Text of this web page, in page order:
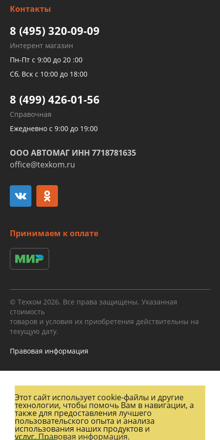
Детейлинг
высокого давления
Тормозных трубок
Рукавов гидроусилителей
Рукавов компрессоров и турбин
Трубок кондиционеров
Развертка пайка медных стальных
алюминиевых трубок и штуцеров
Контакты
8 (495) 320-09-09
Интерент магазин
Пн-Пт с 9:00 до 20 :00
Сб, Вск с 10:00 до 18:00
8 (499) 426-01-56
Справочная
Ежедневно с 9:00 до 19:00
ООО АВТОМАГ ИНН 7718781635
office@texkom.ru
Принимаем к оплате
© Техком 2026. Все права защищены. Указанная
стоимость
товаров и условия их приобретения действительны на
текущую дату.
Правовая информация
Этот сайт использует cookie-файлы и другие
технологии, чтобы помочь Вам в навигации, а
также для предоставления лучшего
пользовательского опыта и анализа
использования наших продуктов и
услуг.Правовая информация.